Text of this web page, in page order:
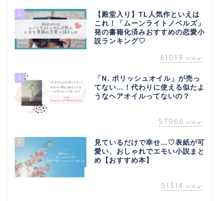
2
【殿堂入り】TL人気作といえは
これ！「ムーンライトノベルズ」
発の書籍化済みおすすめの恋愛小
説ランキング♡
61019 view
3
「N. ポリッシュオイル」が売っ
てない…！代わりに使える似たよ
うなヘアオイルってないの？
57966 view
4
見ているだけで幸せ…♡表紙が可
愛い、おしゃれでエモい小説まと
め【おすすめ本】
51314 view